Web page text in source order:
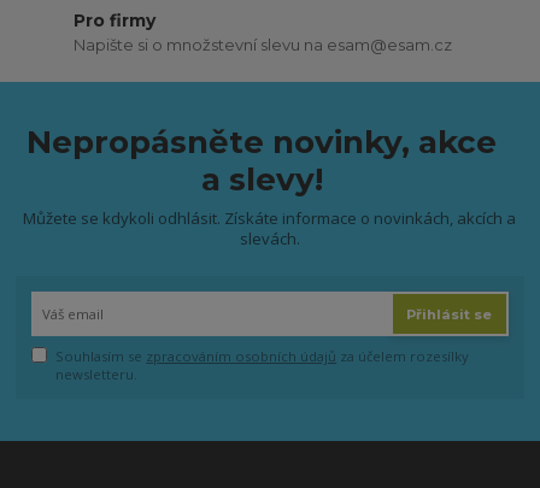
Pro firmy
Napište si o množstevní slevu na esam@esam.cz
Nepropásněte novinky, akce
a slevy!
Můžete se kdykoli odhlásit. Získáte informace o novinkách, akcích a
slevách.
Přihlásit se
Souhlasím se zpracováním osobních údajů za účelem rozesílky
newsletteru.